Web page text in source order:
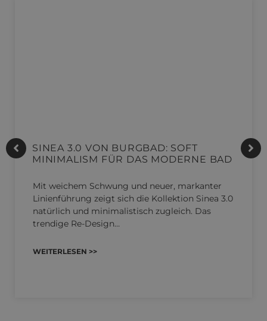
SINEA 3.0 VON BURGBAD: SOFT
MINIMALISM FÜR DAS MODERNE BAD
Mit weichem Schwung und neuer, markanter
Linienführung zeigt sich die Kollektion Sinea 3.0
natürlich und minimalistisch zugleich. Das
trendige Re-Design…
WEITERLESEN >>